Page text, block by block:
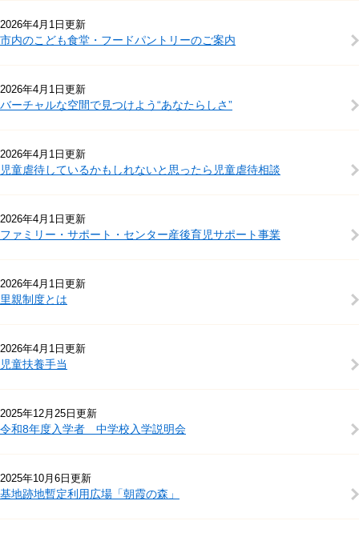
2026年4月1日更新
市内のこども食堂・フードパントリーのご案内
2026年4月1日更新
バーチャルな空間で見つけよう“あなたらしさ”
2026年4月1日更新
児童虐待しているかもしれないと思ったら児童虐待相談
2026年4月1日更新
ファミリー・サポート・センター産後育児サポート事業
2026年4月1日更新
里親制度とは
2026年4月1日更新
児童扶養手当
2025年12月25日更新
令和8年度入学者 中学校入学説明会
2025年10月6日更新
基地跡地暫定利用広場「朝霞の森」